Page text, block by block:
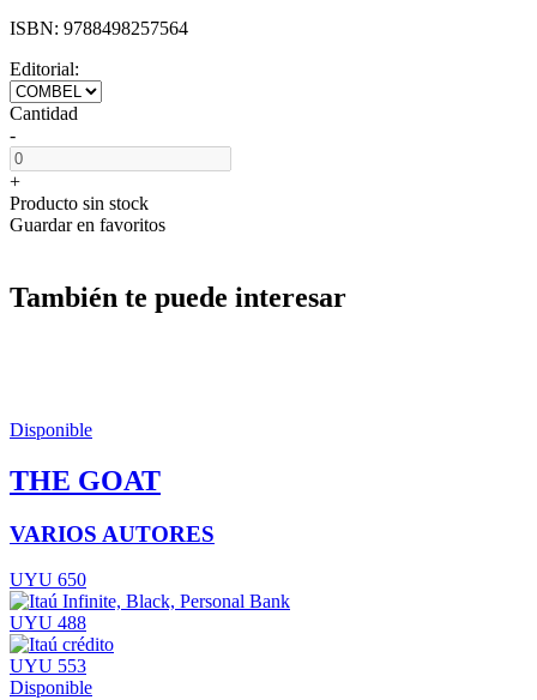
ISBN: 9788498257564
Editorial:
Cantidad
-
+
Producto sin stock
Guardar en favoritos
También te puede interesar
Disponible
THE GOAT
VARIOS AUTORES
UYU 650
UYU 488
UYU 553
Disponible